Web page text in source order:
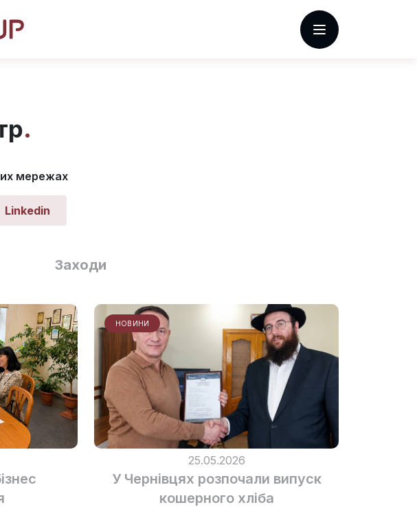
мережах
Linkedin
Заходи
НОВИНИ
25.05.2026
У Чернівцях розпочали випуск
кошерного хліба